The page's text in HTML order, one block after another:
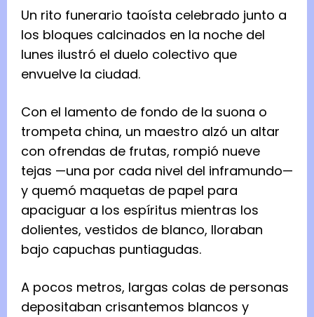
Un rito funerario taoísta celebrado junto a
los bloques calcinados en la noche del
lunes ilustró el duelo colectivo que
envuelve la ciudad.
Con el lamento de fondo de la suona o
trompeta china, un maestro alzó un altar
con ofrendas de frutas, rompió nueve
tejas —una por cada nivel del inframundo—
y quemó maquetas de papel para
apaciguar a los espíritus mientras los
dolientes, vestidos de blanco, lloraban
bajo capuchas puntiagudas.
A pocos metros, largas colas de personas
depositaban crisantemos blancos y